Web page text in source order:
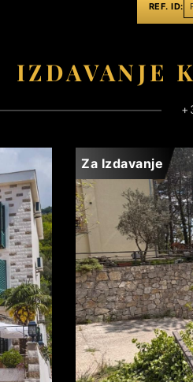
REF. ID:
IZDAVANJE
Za Izdavanje
LAPČIĆI
NA UPIT
170 m2